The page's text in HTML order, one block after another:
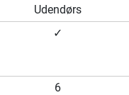
Udendørs
✓
6